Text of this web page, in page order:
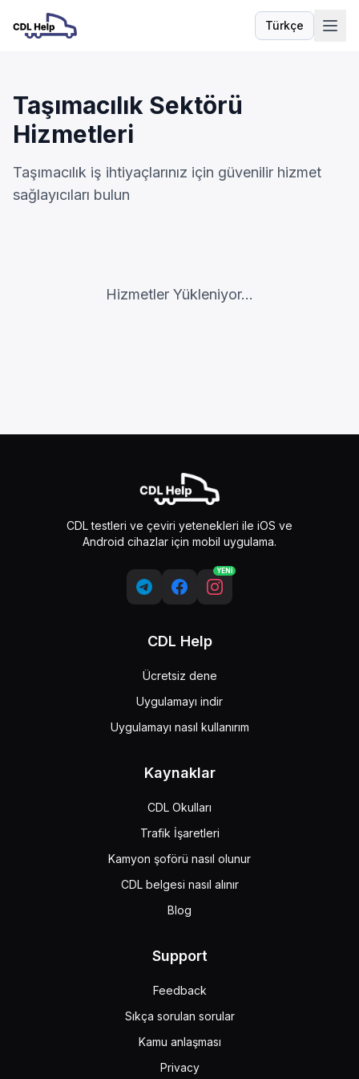
Türkçe
Dil
Taşımacılık Sektörü
Hizmetleri
Taşımacılık iş ihtiyaçlarınız için güvenilir hizmet
sağlayıcıları bulun
Hizmetler Yükleniyor...
CDL testleri ve çeviri yetenekleri ile iOS ve
Android cihazlar için mobil uygulama.
YENİ
CDL Help
Ücretsiz dene
Uygulamayı indir
Uygulamayı nasıl kullanırım
Kaynaklar
CDL Okulları
Trafik İşaretleri
Kamyon şoförü nasıl olunur
CDL belgesi nasıl alınır
Blog
Support
Feedback
Sıkça sorulan sorular
Kamu anlaşması
Privacy